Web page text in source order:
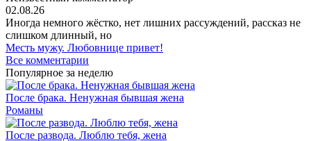
02.08.26
Иногда немного жёстко, нет лишних рассуждений, рассказ не
слишком длинный, но
Месть мужу. Любовнице привет!
Все комментарии
Популярное за неделю
После брака. Ненужная бывшая жена
Романы
После развода. Люблю тебя, жена